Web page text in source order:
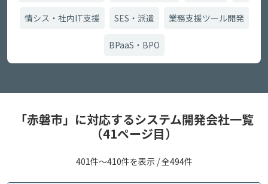
情シス・社内IT支援 SES・派遣 業務支援ツール開発
BPaaS・BPO
「赤磐市」に対応するシステム開発会社一覧
（41ページ目）
401件〜410件を表示 / 全494件